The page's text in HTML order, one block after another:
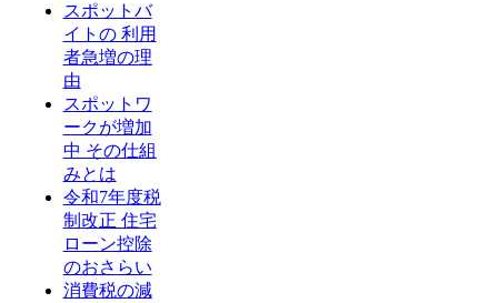
スポットバ
イトの 利用
者急増の理
由
スポットワ
ークが増加
中 その仕組
みとは
令和7年度税
制改正 住宅
ローン控除
のおさらい
消費税の減